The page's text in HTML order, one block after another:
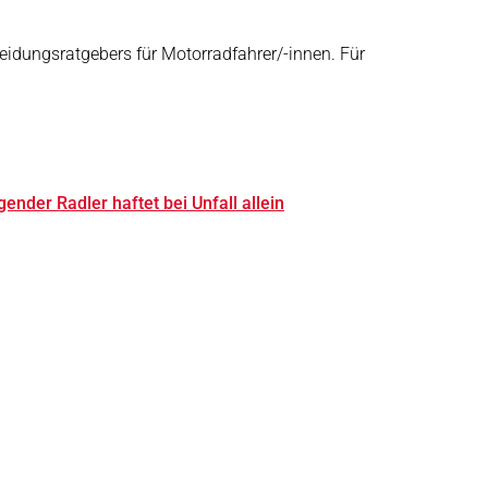
für Motorradfahrer/-innen. Für
Radler haftet bei Unfall allein